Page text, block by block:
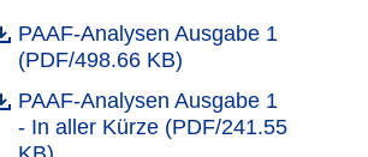
PAAF-Analysen Ausgabe 1
(PDF/498.66 KB)
sich in einem neuen Fenster
PAAF-Analysen Ausgabe 1
- In aller Kürze (PDF/241.55
sich in einem neuen Fenster